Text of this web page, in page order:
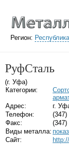
Регион:
РуфСталь
(г. Уфа)
Категории:
Адрес:
г.
Телефон:
(347)
Факс:
(347)
Виды металла:
Сайт: